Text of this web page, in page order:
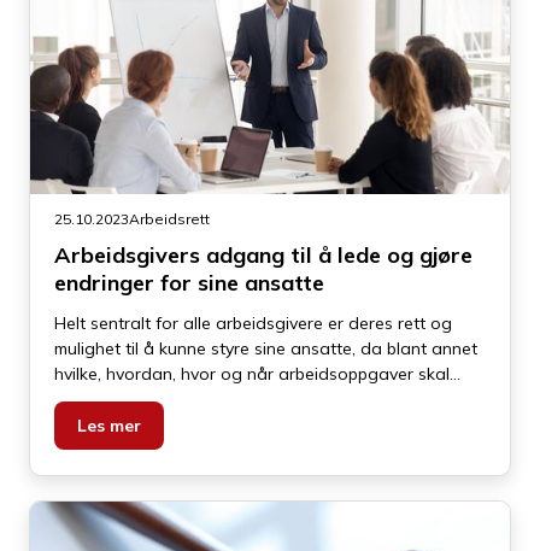
25.10.2023Arbeidsrett
Arbeidsgivers adgang til å lede og gjøre
endringer for sine ansatte
Helt sentralt for alle arbeidsgivere er deres rett og
mulighet til å kunne styre sine ansatte, da blant annet
hvilke, hvordan, hvor og når arbeidsoppgaver skal
utføres. I sin kjerne handler styringsretten om nettopp
arbeidsgivers adgang til å bestemme over sine
ansatte. Det som skaper utfordringer, er hvor langt
arbeidsgivers styringsrett går. Det er skrevet mye og
har vært mange avgjørelser i domstolene som trekker
opp grensene for styringsretten.
Les mer